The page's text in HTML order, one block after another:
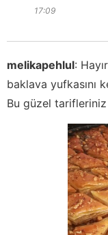
17:09
melikapehlul:
baklava yufkasını
Bu güzel